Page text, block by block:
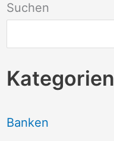
Suchen
Kategorien
Banken